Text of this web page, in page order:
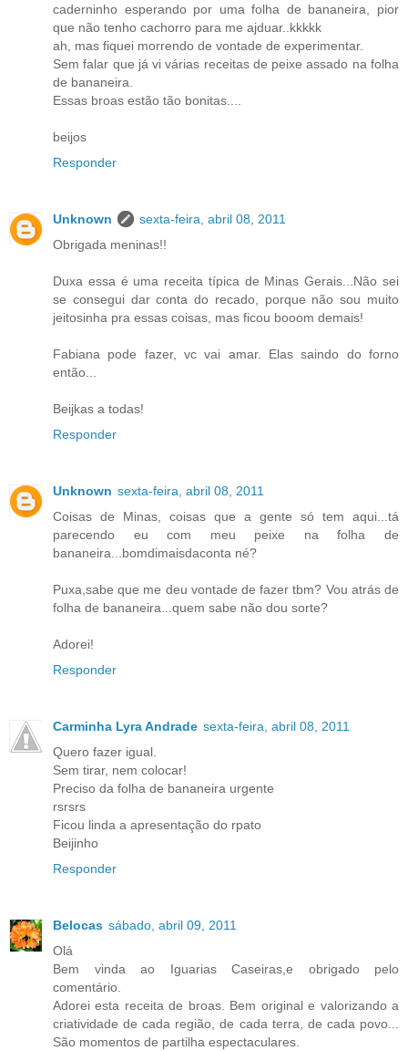
caderninho esperando por uma folha de bananeira, pior
que não tenho cachorro para me ajduar..kkkkk
ah, mas fiquei morrendo de vontade de experimentar.
Sem falar que já vi várias receitas de peixe assado na folha
de bananeira.
Essas broas estão tão bonitas....
beijos
Responder
Unknown
sexta-feira, abril 08, 2011
Obrigada meninas!!
Duxa essa é uma receita típica de Minas Gerais...Não sei
se consegui dar conta do recado, porque não sou muito
jeitosinha pra essas coisas, mas ficou booom demais!
Fabiana pode fazer, vc vai amar. Elas saindo do forno
então...
Beijkas a todas!
Responder
Unknown sexta-feira, abril 08, 2011
Coisas de Minas, coisas que a gente só tem aqui...tá
parecendo eu com meu peixe na folha de
bananeira...bomdimaisdaconta né?
Puxa,sabe que me deu vontade de fazer tbm? Vou atrás de
folha de bananeira...quem sabe não dou sorte?
Adorei!
Responder
Carminha Lyra Andrade sexta-feira, abril 08, 2011
Quero fazer igual.
Sem tirar, nem colocar!
Preciso da folha de bananeira urgente
rsrsrs
Ficou linda a apresentação do rpato
Beijinho
Responder
Belocas sábado, abril 09, 2011
Olá
Bem vinda ao Iguarias Caseiras,e obrigado pelo
comentário.
Adorei esta receita de broas. Bem original e valorizando a
criatividade de cada região, de cada terra, de cada povo...
São momentos de partilha espectaculares.